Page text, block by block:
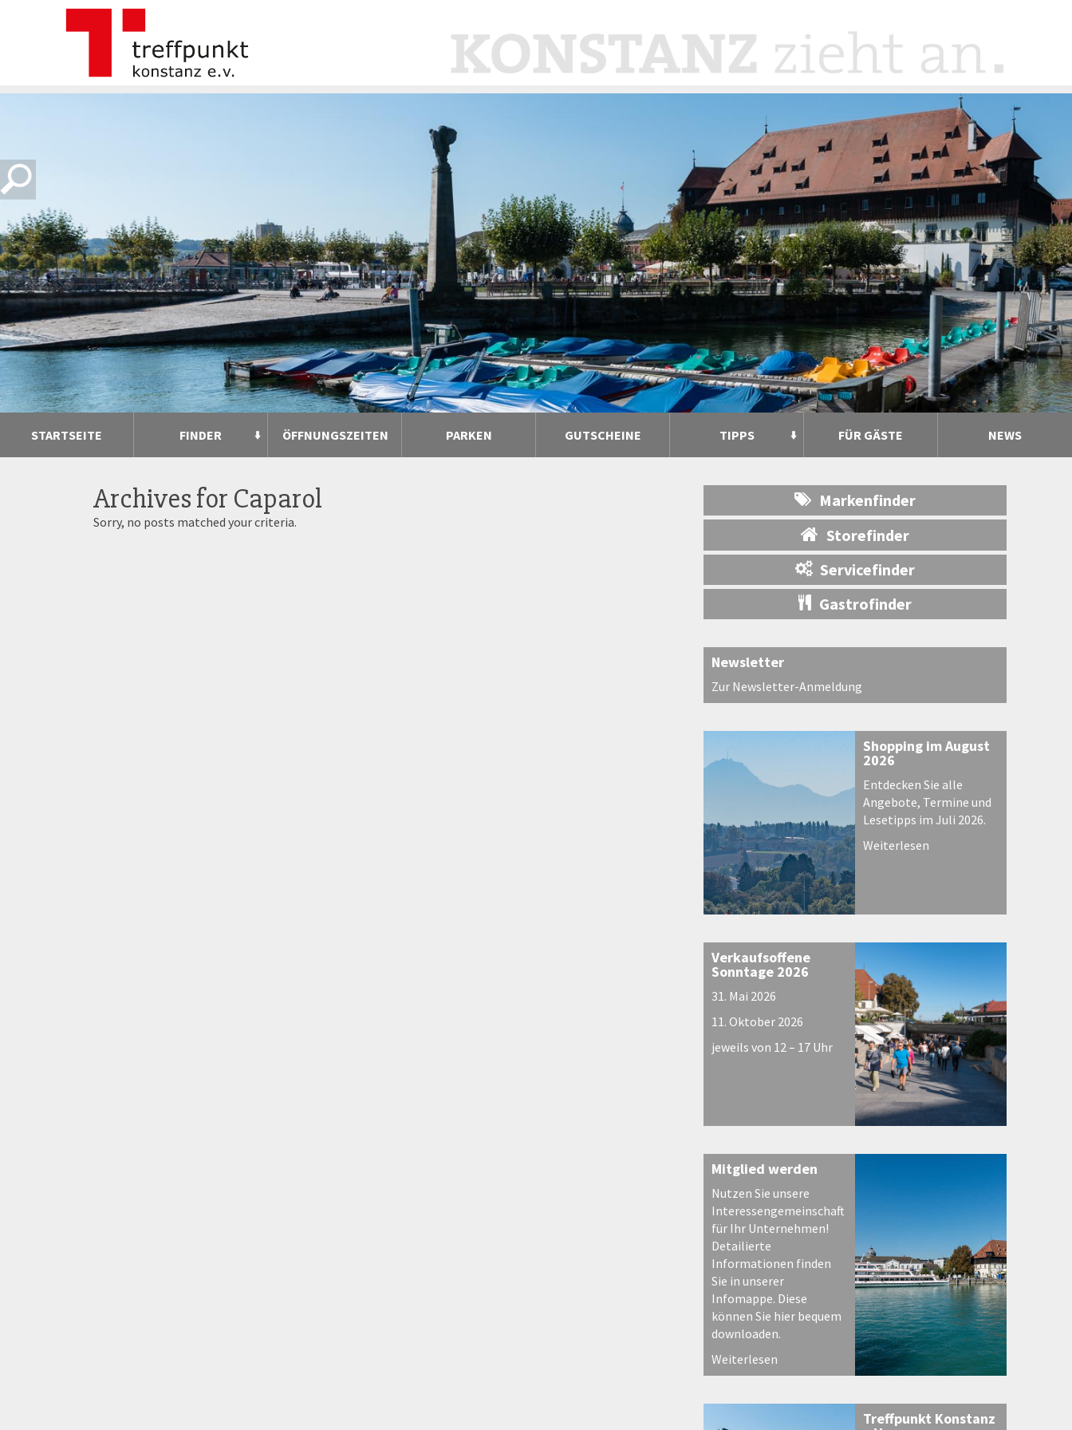
STARTSEITE FINDER ÖFFNUNGSZEITEN PARKEN GUTSCHEINE TIPPS FÜR GÄSTE NEWS
Archives for Caparol
Sorry, no posts matched your criteria.
Markenfinder
Storefinder
Servicefinder
Gastrofinder
Newsletter
Zur Newsletter-Anmeldung
Shopping im August
2026
Entdecken Sie alle
Angebote, Termine und
Lesetipps im Juli 2026.
Weiterlesen
Verkaufsoffene
Sonntage 2026
31. Mai 2026
11. Oktober 2026
jeweils von 12 – 17 Uhr
Mitglied werden
Nutzen Sie unsere
Interessengemeinschaft
für Ihr Unternehmen!
Detailierte
Informationen finden
Sie in unserer
Infomappe. Diese
können Sie hier bequem
downloaden.
Weiterlesen
Treffpunkt Konstanz